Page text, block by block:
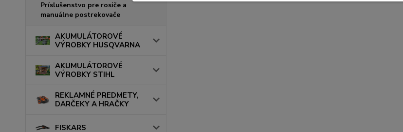
Príslušenstvo pre rosiče a
manuálne postrekovače
AKUMULÁTOROVÉ
VÝROBKY HUSQVARNA
AKUMULÁTOROVÉ
VÝROBKY STIHL
REKLAMNÉ PREDMETY,
DARČEKY A HRAČKY
FISKARS